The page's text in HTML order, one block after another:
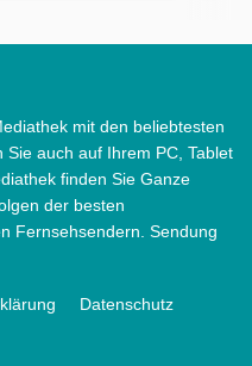
mit den beliebtesten
auch auf Ihrem PC, Tablet
finden Sie Ganze
der besten
Fernsehsendern. Sendung
Datenschutz